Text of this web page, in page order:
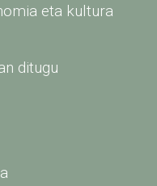
eta kultura
ditugu